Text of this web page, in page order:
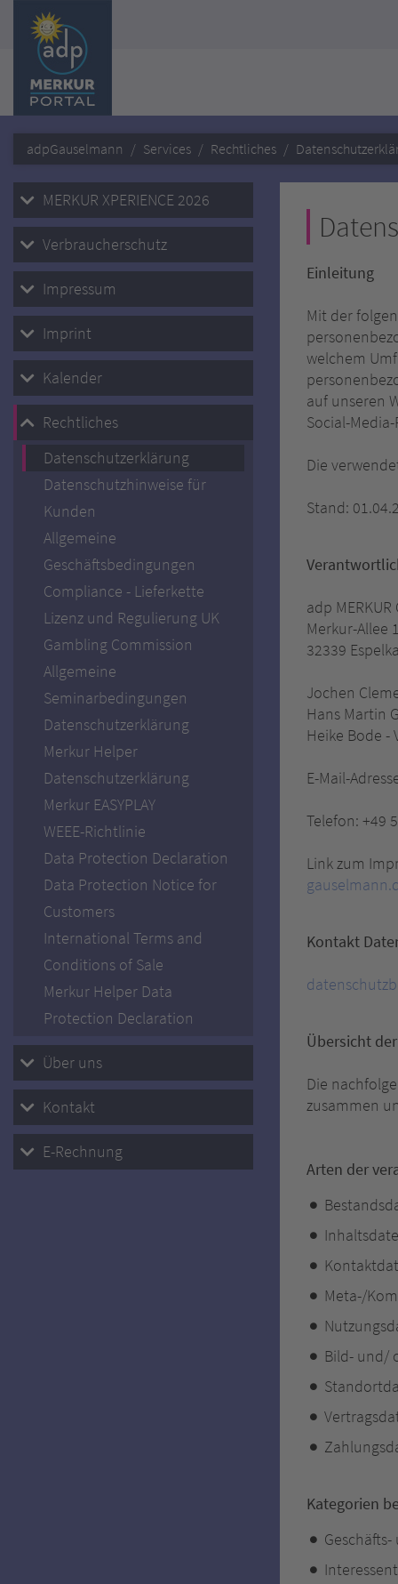
adpGauselmann Services Rechtliches
MERKUR XPERIENCE 2026
Verbraucherschutz
Impressum
Imprint
Kalender
Rechtliches
Datenschutzerklärung
Datenschutzhinweise für
Kunden
Allgemeine
Geschäftsbedingungen
Compliance - Lieferkette
Lizenz und Regulierung UK
Gambling Commission
Allgemeine
Seminarbedingungen
Datenschutzerklärung
Merkur Helper
Datenschutzerklärung
Merkur EASYPLAY
WEEE-Richtlinie
Data Protection Declaration
Data Protection Notice for
Customers
International Terms and
Conditions of Sale
Merkur Helper Data
Protection Declaration
Über uns
Kontakt
E-Rechnung
Einleitung
Mit der
welchem
auf unseren
Social-
Die
Stand:
adp
Merkur-Allee
32339
Jochen
Hans Martin
Heike Bode -
E-Mail-
Telefon: +49
Link zum
Kontakt
Übersicht
Die
zusammen
Arten der
Meta-/
Bild- und/
Kategorien